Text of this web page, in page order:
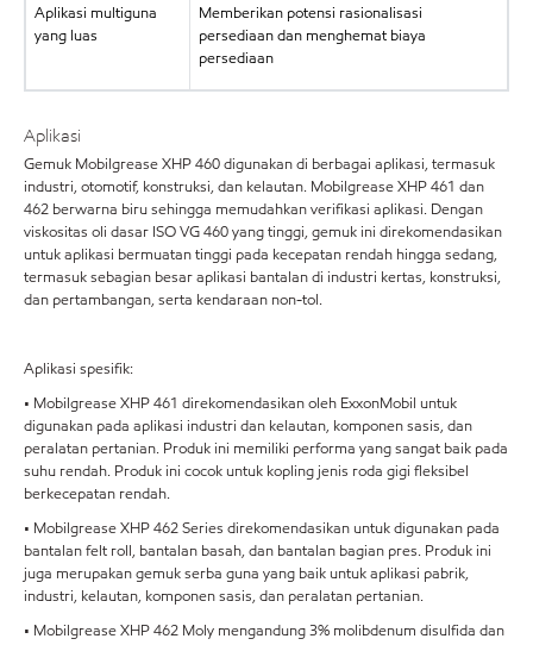
Aplikasi multiguna
yang luas
Memberikan potensi rasionalisasi
persediaan dan menghemat biaya
persediaan
Aplikasi
Gemuk Mobilgrease XHP 460 digunakan di berbagai aplikasi, termasuk
industri, otomotif, konstruksi, dan kelautan. Mobilgrease XHP 461 dan
462 berwarna biru sehingga memudahkan verifikasi aplikasi. Dengan
viskositas oli dasar ISO VG 460 yang tinggi, gemuk ini direkomendasikan
untuk aplikasi bermuatan tinggi pada kecepatan rendah hingga sedang,
termasuk sebagian besar aplikasi bantalan di industri kertas, konstruksi,
dan pertambangan, serta kendaraan non-tol.
Aplikasi spesifik:
• Mobilgrease XHP 461 direkomendasikan oleh ExxonMobil untuk
digunakan pada aplikasi industri dan kelautan, komponen sasis, dan
peralatan pertanian. Produk ini memiliki performa yang sangat baik pada
suhu rendah. Produk ini cocok untuk kopling jenis roda gigi fleksibel
berkecepatan rendah.
• Mobilgrease XHP 462 Series direkomendasikan untuk digunakan pada
bantalan felt roll, bantalan basah, dan bantalan bagian pres. Produk ini
juga merupakan gemuk serba guna yang baik untuk aplikasi pabrik,
industri, kelautan, komponen sasis, dan peralatan pertanian.
• Mobilgrease XHP 462 Moly mengandung 3% molibdenum disulfida dan